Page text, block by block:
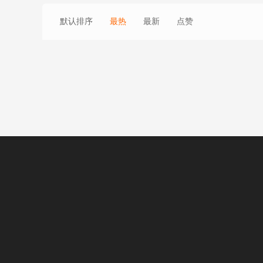
默认排序 最热 最新 点赞